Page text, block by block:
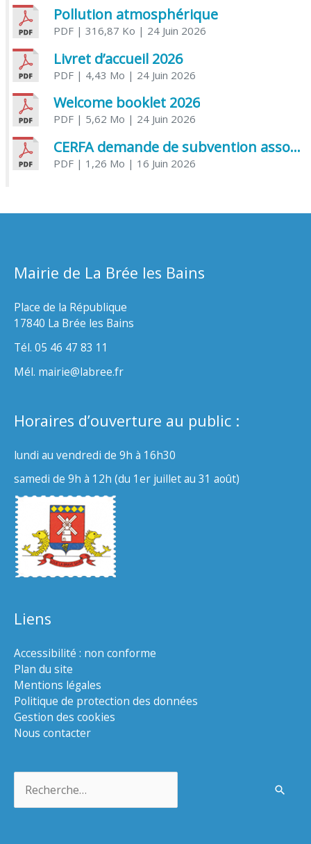
Pollution atmosphérique
PDF| 316,87 Ko | 24 Juin 2026
Livret d’accueil 2026
PDF| 4,43 Mo | 24 Juin 2026
Welcome booklet 2026
PDF| 5,62 Mo | 24 Juin 2026
CERFA demande de subvention association
PDF| 1,26 Mo | 16 Juin 2026
Mairie de La Brée les Bains
Place de la République
17840 La Brée les Bains
Tél. 05 46 47 83 11
Mél. mairie@labree.fr
Horaires d’ouverture au public :
lundi au vendredi de 9h à 16h30
samedi de 9h à 12h (du 1er juillet au 31 août)
Liens
Accessibilité : non conforme
Plan du site
Mentions légales
Politique de protection des données
Gestion des cookies
Nous contacter